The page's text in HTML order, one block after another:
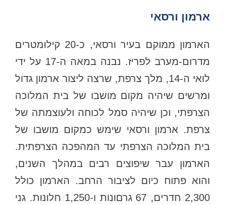
ארמון ורסאי
הארמון ממוקם בעיר ורסאי, כ-20 קילומטרים
מדרום-מערב לפריז. נבנה במאה ה-17 על ידי
לואי ה-14, מלך צרפת, שרצה ליצור ארמון גדול
ומרשים שיהיה מקום מושבו של בית המלוכה
הצרפתי, וכן שיהיה סמל לכוחה ולעוצמתה של
צרפת. ארמון ורסאי שימש כמקום מושבו של
בית המלוכה הצרפתי עד המהפכה הצרפתית.
הארמון עבר שיפוצים רבים במהלך השנים,
והוא פתוח כיום לציבור הרחב. הארמון כולל
2,300 חדרים, 67 גרםונות ו-1,250 חלונות. גני